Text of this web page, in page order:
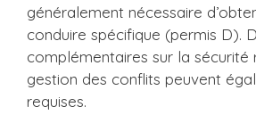
généralement nécessaire
conduire spécifique (permis D).
complémentaires sur la sécurité
gestion des conflits peuvent
requises.